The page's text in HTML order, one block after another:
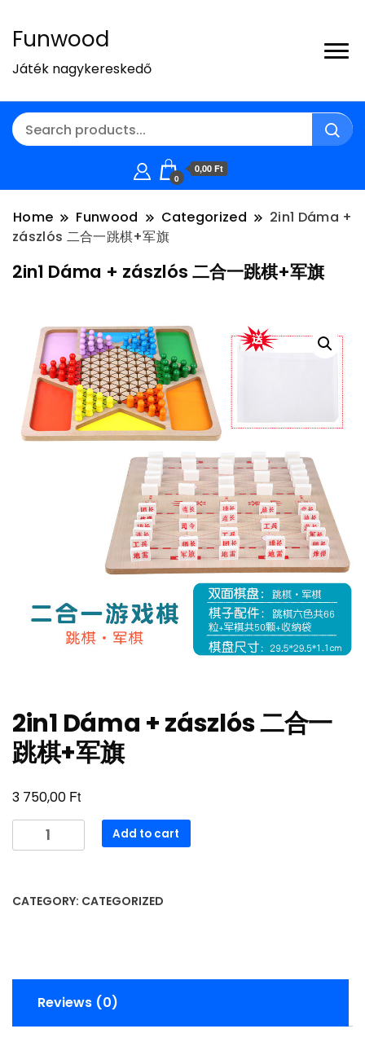
Funwood
Játék nagykereskedő
0
0,00 Ft
Home Funwood Categorized
2in1 Dáma +
zászlós 二合一跳棋+军旗
2in1 Dáma + zászlós 二合一跳棋+军旗
2in1 Dáma + zászlós 二合一
跳棋+军旗
3 750,00 Ft
Dáma
二
棋
旗
Add to cart
CATEGORY: CATEGORIZED
Reviews (0)